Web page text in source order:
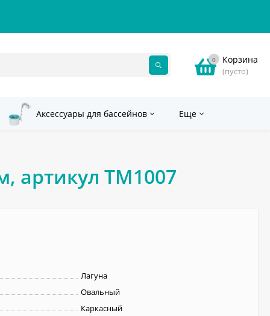
0 Корзина
(пусто)
Аксессуары для бассейнов Еще
артикул ТМ1007
Лагуна
Овальный
Каркасный